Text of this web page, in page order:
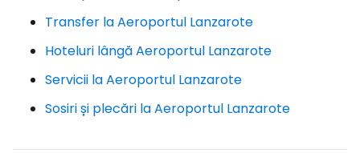
Transfer la Aeroportul Lanzarote
Hoteluri lângă Aeroportul Lanzarote
Servicii la Aeroportul Lanzarote
Sosiri și plecări la Aeroportul Lanzarote